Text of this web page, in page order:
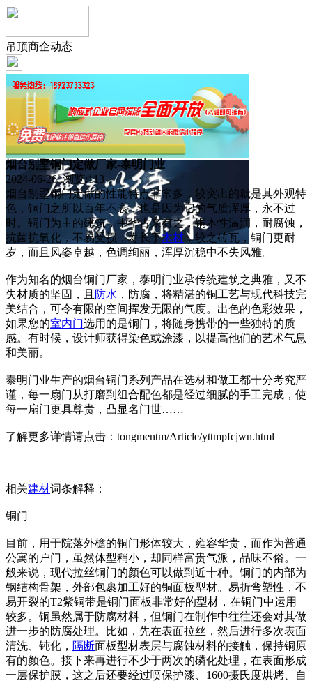
吊顶商企动态
烟台别墅铜门定做厂家-泰明门业
2024-06-26 浏览:113
烟台别墅铜门定做的性能特点非常多，较突出的就是其外观特
色，铜门之所以百年不衰，也是因为它的气质浑厚，永不过
时。铜门为主的建筑，中华古来有之，铜本性温润，耐腐蚀，
抗菌抗氧化，不易受损，寿长于木材 ，较之砖瓦，铜门更耐
岁，而且风姿卓越，色调绚丽，浑厚沉稳中不失风雅。
作为知名的烟台铜门厂家，泰明门业承传统建筑之典雅，又不
失材质的坚固，且 防水 ，防腐，将精湛的铜工艺与现代科技完
美结合，可令有限的空间挥发无限的气度。出色的色彩效果，
如果您的室内门选用的是铜门，将随身携带的一些独特的质
感。有时候，设计师获得染色或涂漆，以提高他们的艺术气息
和美丽。
泰明门业生产的烟台铜门系列产品在选材和做工都十分考究严
谨，每一扇门从打磨到组合配色都是经过细腻的手工完成，使
每一扇门更具尊贵，凸显名门世……
了解更多详情请点击：tongmentm/Article/yttmpfcjwn.html
相关建材词条解释：
铜门
目前，用于院落外檐的铜门形体较大，雍容华贵，而作为普通
公寓的户门，虽然体型稍小，却同样富贵气派，品味不俗。一
般来说，现代拉丝铜门的颜色可以做到近十种。铜门的内部为
钢结构骨架，外部包裹加工好的铜面板型材。易折弯塑性，不
易开裂的T2紫铜带是铜门面板非常好的型材，在铜门中运用
较多。铜虽然属于防腐材料，但铜门在制作中往往还会对其做
进一步的防腐处理。比如，先在表面拉丝，然后进行多次表面
清洗、钝化， 隔断面板型材表层与腐蚀材料的接触，保持铜原
有的颜色。接下来再进行不少于两次的磷化处理，在表面形成
一层保护膜，这之后还要经过喷保护漆、1600摄氏度烘烤、自